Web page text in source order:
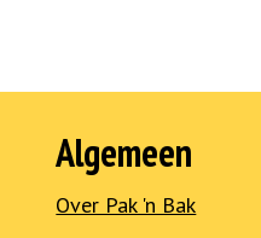
Algemeen
Over Pak 'n Bak